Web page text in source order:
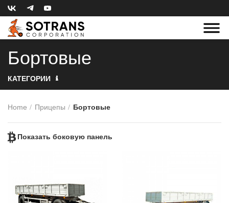
Бортовые
КАТЕГОРИИ
Home Прицепы Бортовые
Показать боковую панель